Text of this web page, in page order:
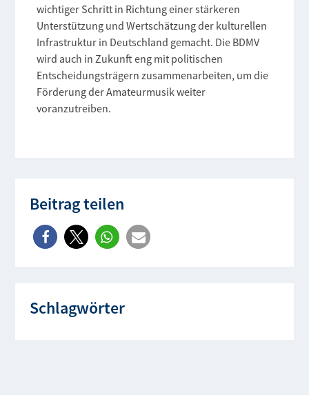
wichtiger Schritt in Richtung einer stärkeren
Unterstützung und Wertschätzung der kulturellen
Infrastruktur in Deutschland gemacht. Die BDMV
wird auch in Zukunft eng mit politischen
Entscheidungsträgern zusammenarbeiten, um die
Förderung der Amateurmusik weiter
voranzutreiben.
Beitrag teilen
Schlagwörter